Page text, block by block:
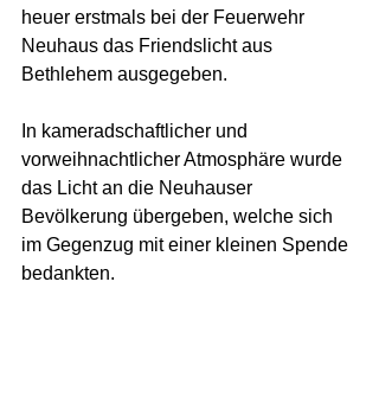
heuer erstmals bei der Feuerwehr
Neuhaus das Friendslicht aus
Bethlehem ausgegeben.
In kameradschaftlicher und
vorweihnachtlicher Atmosphäre wurde
das Licht an die Neuhauser
Bevölkerung übergeben, welche sich
im Gegenzug mit einer kleinen Spende
bedankten.